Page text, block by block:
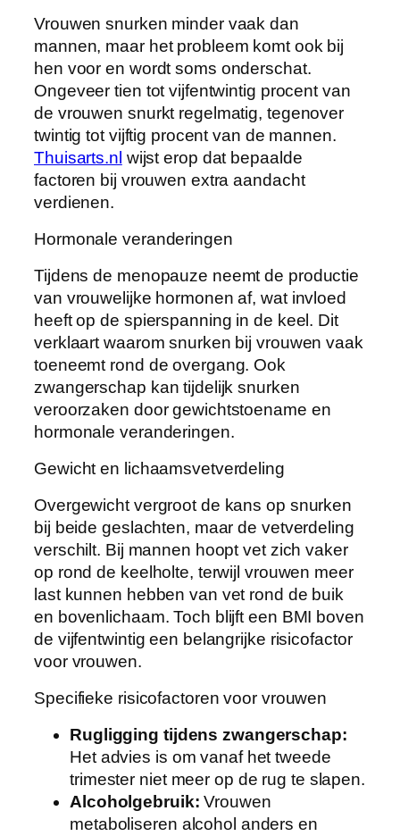
Vrouwen snurken minder vaak dan
mannen, maar het probleem komt ook bij
hen voor en wordt soms onderschat.
Ongeveer tien tot vijfentwintig procent van
de vrouwen snurkt regelmatig, tegenover
twintig tot vijftig procent van de mannen.
Thuisarts.nl wijst erop dat bepaalde
factoren bij vrouwen extra aandacht
verdienen.
Hormonale veranderingen
Tijdens de menopauze neemt de productie
van vrouwelijke hormonen af, wat invloed
heeft op de spierspanning in de keel. Dit
verklaart waarom snurken bij vrouwen vaak
toeneemt rond de overgang. Ook
zwangerschap kan tijdelijk snurken
veroorzaken door gewichtstoename en
hormonale veranderingen.
Gewicht en lichaamsvetverdeling
Overgewicht vergroot de kans op snurken
bij beide geslachten, maar de vetverdeling
verschilt. Bij mannen hoopt vet zich vaker
op rond de keelholte, terwijl vrouwen meer
last kunnen hebben van vet rond de buik
en bovenlichaam. Toch blijft een BMI boven
de vijfentwintig een belangrijke risicofactor
voor vrouwen.
Specifieke risicofactoren voor vrouwen
Rugligging tijdens zwangerschap:
Het advies is om vanaf het tweede
trimester niet meer op de rug te slapen.
Alcoholgebruik: Vrouwen
metaboliseren alcohol anders en